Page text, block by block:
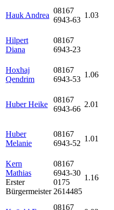
Hauk Andrea
08167
6943-63
1.03
Hilpert
Diana
08167
6943-23
Hoxhaj
Qendrim
08167
6943-53
1.06
Huber Heike
08167
6943-66
2.01
Huber
Melanie
08167
6943-52
1.01
Kern
Mathias
Erster
Bürgermeister
08167
6943-30
0175
2614485
1.16
08167